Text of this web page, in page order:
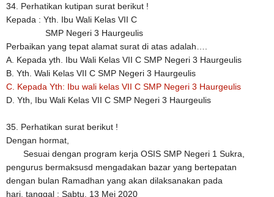
34. Perhatikan kutipan surat berikut !
Kepada : Yth. Ibu Wali Kelas VII C
SMP Negeri 3 Haurgeulis
Perbaikan yang tepat alamat surat di atas adalah….
A. Kepada yth. Ibu Wali Kelas VII C SMP Negeri 3 Haurgeulis
B. Yth. Wali Kelas VII C SMP Negeri 3 Haurgeulis
C. Kepada Yth: Ibu wali kelas VII C SMP Negeri 3 Haurgeulis
D. Yth, Ibu Wali Kelas VII C SMP Negeri 3 Haurgeulis
35. Perhatikan surat berikut !
Dengan hormat,
Sesuai dengan program kerja OSIS SMP Negeri 1 Sukra,
pengurus bermaksusd mengadakan bazar yang bertepatan
dengan bulan Ramadhan yang akan dilaksanakan pada
hari, tanggal : Sabtu, 13 Mei 2020